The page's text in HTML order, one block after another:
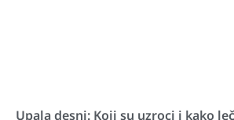
Upala desni: Koji su uzroci i kako